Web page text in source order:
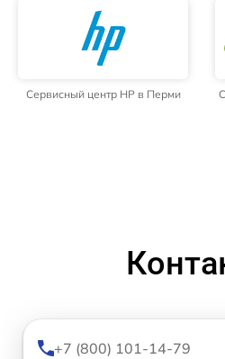
Сервисный центр HP в Перми
+7 (800) 101-14-79